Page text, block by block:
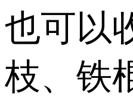
也可以
枝、铁